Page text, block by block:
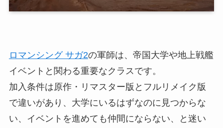
ロマンシング サガ2の軍師は、帝国大学や地上戦艦
イベントと関わる重要なクラスです。
加入条件は原作・リマスター版とフルリメイク版
で違いがあり、大学にいるはずなのに見つからな
い、イベントを進めても仲間にならない、と迷い